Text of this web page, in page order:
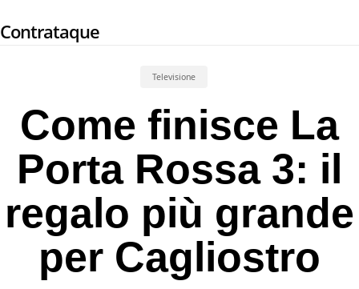
to
Contrataque
Televisione
Come finisce La
Porta Rossa 3: il
regalo più grande
per Cagliostro